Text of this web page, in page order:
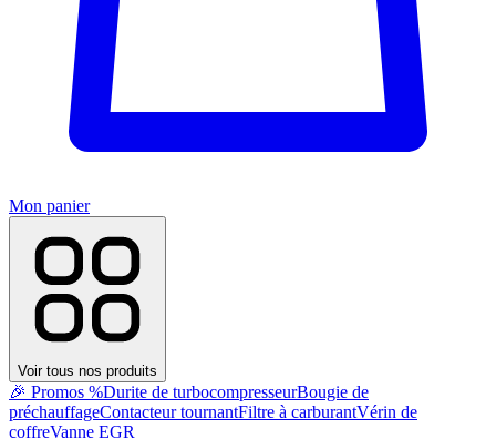
Mon panier
Voir tous nos produits
🎉 Promos %Durite de turbocompresseurBougie de
préchauffageContacteur tournantFiltre à carburantVérin de
coffreVanne EGR